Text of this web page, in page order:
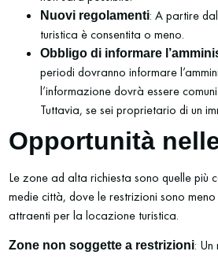
Nuovi regolamenti: A partire
turistica è consentita o meno.
Obbligo di informare
periodi dovranno informare
l’informazione dovrà essere
Tuttavia, se sei proprietario di un
Opportunità
Le zone ad alta richiesta sono quelle più
medie città, dove le restrizioni sono
attraenti per la locazione turistica.
Zone non soggette a restrizioni: